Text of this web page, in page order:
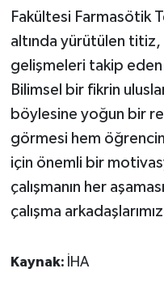
Fakültesi Farmasötik
altında yürütülen titiz,
gelişmeleri takip eden
Bilimsel bir fikrin
böylesine yoğun bir
görmesi hem
için önemli bir
çalışmanın her
çalışma
Kaynak: İHA